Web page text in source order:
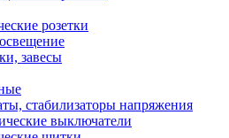
розетки
завесы
стабилизаторы напряжения
выключатели